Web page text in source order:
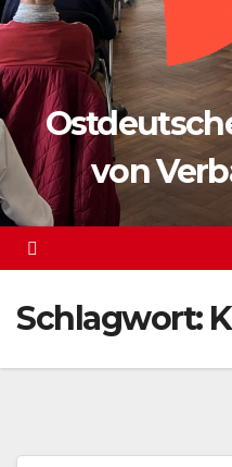
von
Schlagwort: